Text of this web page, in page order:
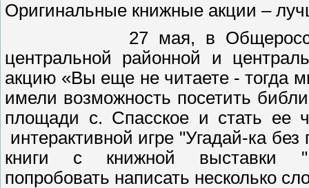
Оригинальные книжные акции –
27 мая, в
центральной районной и
акцию «Вы еще не читаете -
имели возможность посетить
площади с. Спасское и стать ее
интерактивной игре "Угадай-ка
книги с книжной выставки
попробовать написать несколько